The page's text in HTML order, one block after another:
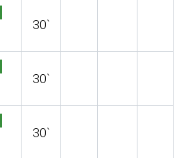
30`
30`
30`